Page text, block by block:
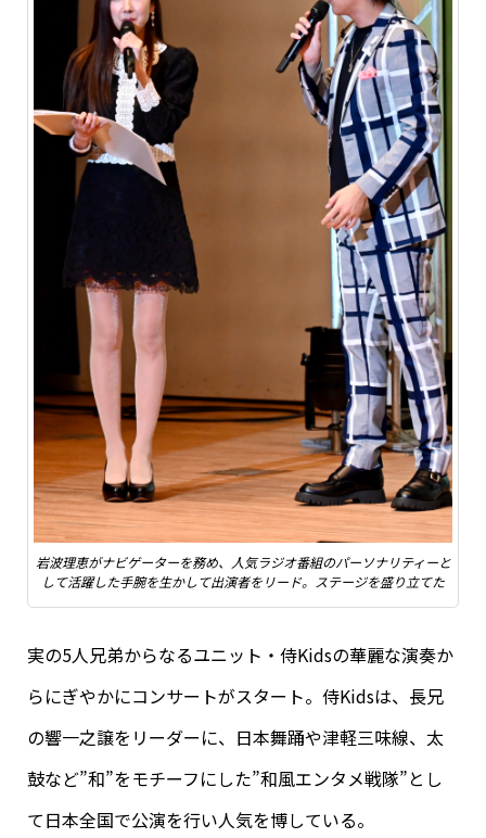
岩波理恵がナビゲーターを務め、人気ラジオ番組のパーソナリティーと
して活躍した手腕を生かして出演者をリード。ステージを盛り立てた
実の5人兄弟からなるユニット・侍Kidsの華麗な演奏か
らにぎやかにコンサートがスタート。侍Kidsは、長兄
の響一之譲をリーダーに、日本舞踊や津軽三味線、太
鼓など”和”をモチーフにした”和風エンタメ戦隊”とし
て日本全国で公演を行い人気を博している。